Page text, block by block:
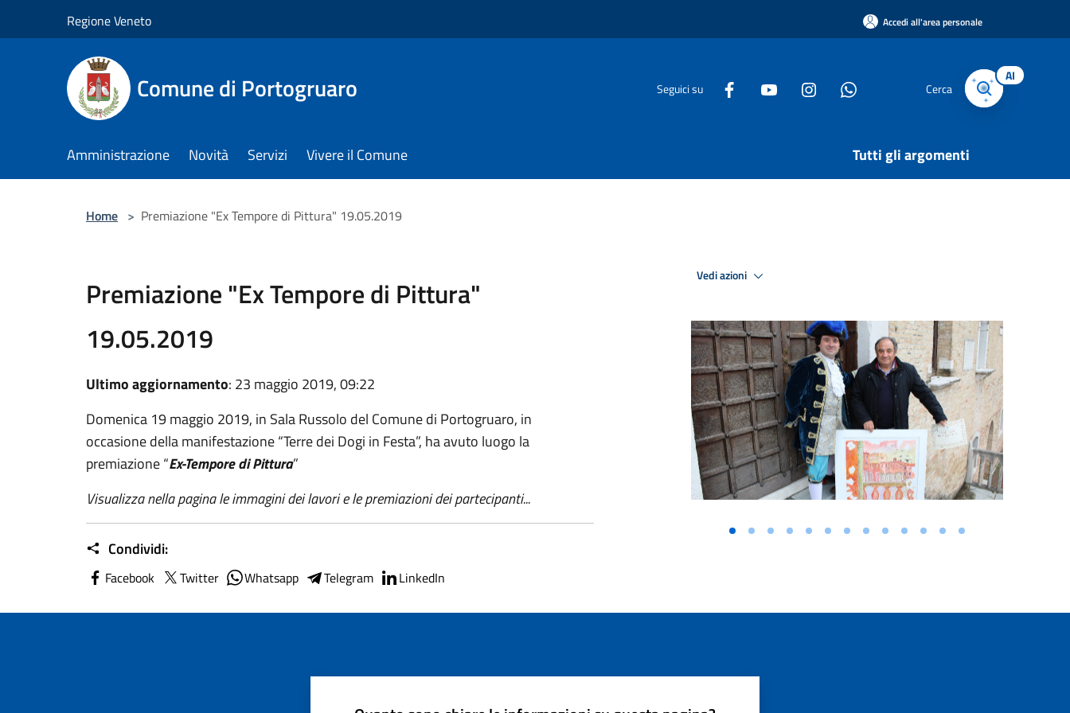
Regione Veneto Accedi all'area personale
Comune di Portogruaro Seguici su Cerca
AI
Amministrazione Novità Servizi Vivere il Comune Tutti gli argomenti
Home > Premiazione "Ex Tempore di Pittura" 19.05.2019
Premiazione "Ex Tempore di Pittura"
19.05.2019
Ultimo aggiornamento: 23 maggio 2019, 09:22
Domenica 19 maggio 2019, in Sala Russolo del Comune di Portogruaro, in
occasione della manifestazione “Terre dei Dogi in Festa”, ha avuto luogo la
premiazione “Ex-Tempore di Pittura”
Visualizza nella pagina le immagini dei lavori e le premiazioni dei partecipanti...
Condividi:
Facebook Twitter Whatsapp Telegram LinkedIn
Vedi azioni